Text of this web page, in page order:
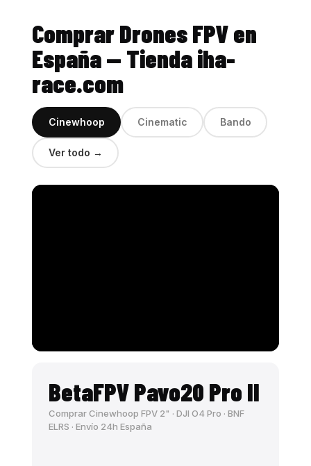
Comprar Drones FPV en
España — Tienda iha-
race.com
Cinewhoop Cinematic Bando
Ver todo →
BetaFPV Pavo20 Pro II
Comprar Cinewhoop FPV 2" · DJI O4 Pro · BNF
ELRS · Envío 24h España